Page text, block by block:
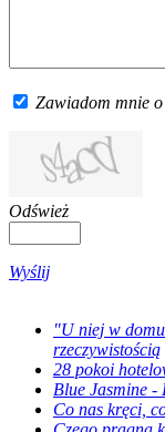
Zawiadom mnie
Odśwież
Wyślij
"U niej w
rzeczywistością
28 pokoi
Blue Jasmine -
Co nas kręci,